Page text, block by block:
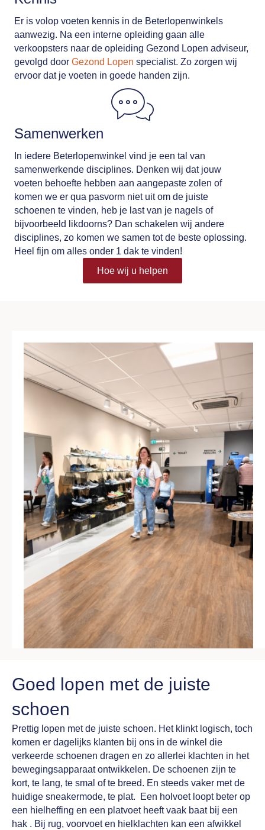
Er is volop voeten kennis in de Beterlopenwinkels
aanwezig. Na een interne opleiding gaan alle
verkoopsters naar de opleiding Gezond Lopen adviseur,
gevolgd door Gezond Lopen specialist. Zo zorgen wij
ervoor dat je voeten in goede handen zijn.
Samenwerken
In iedere Beterlopenwinkel vind je een tal van
samenwerkende disciplines. Denken wij dat jouw
voeten behoefte hebben aan aangepaste zolen of
komen we er qua pasvorm niet uit om de juiste
schoenen te vinden, heb je last van je nagels of
bijvoorbeeld likdoorns? Dan schakelen wij andere
disciplines, zo komen we samen tot de beste oplossing.
Heel fijn om alles onder 1 dak te vinden!
Hoe wij u helpen
Goed lopen met de juiste
schoen
Prettig lopen met de juiste schoen. Het klinkt logisch, toch
komen er dagelijks klanten bij ons in de winkel die
verkeerde schoenen dragen en zo allerlei klachten in het
bewegingsapparaat ontwikkelen. De schoenen zijn te
kort, te lang, te smal of te breed. En steeds vaker met de
huidige sneakermode, te plat. Een holvoet loopt beter op
een hielheffing en een platvoet heeft vaak baat bij een
hak . Bij rug, voorvoet en hielklachten kan een afwikkel